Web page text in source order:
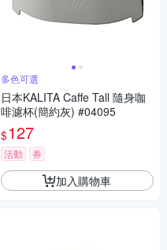
多色可選
日本KALITA Caffe Tall 隨身咖
啡濾杯(簡約灰) #04095
$127
活動 券
加入購物車